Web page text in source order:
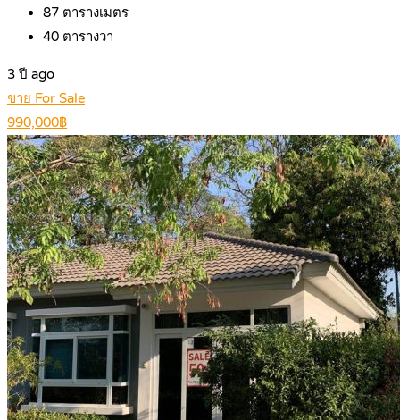
87 ตารางเมตร
40 ตารางวา
3 ปี ago
ขาย For Sale
990,000฿